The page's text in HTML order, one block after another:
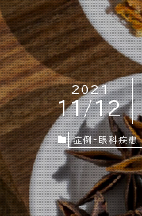
2021
11/12
症例-眼科疾患